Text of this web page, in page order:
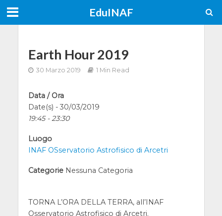
EduINAF
Earth Hour 2019
30 Marzo 2019 1 Min Read
Data / Ora
Date(s) - 30/03/2019
19:45 - 23:30
Luogo
INAF OSservatorio Astrofisico di Arcetri
CategorieNessuna Categoria
TORNA L’ORA DELLA TERRA, all’INAF
Osservatorio Astrofisico di Arcetri.